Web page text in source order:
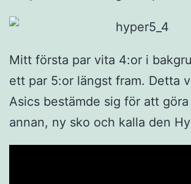
Mitt första par vita 4:or i
ett par 5:or längst fram. Detta
Asics bestämde sig för att
annan, ny sko och kalla den